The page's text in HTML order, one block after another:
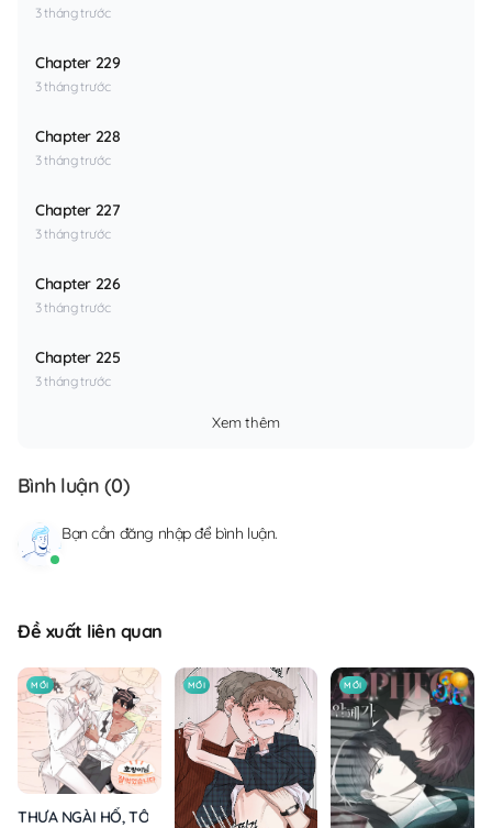
3 tháng trước
Chapter 229
3 tháng trước
Chapter 228
3 tháng trước
Chapter 227
3 tháng trước
Chapter 226
3 tháng trước
Chapter 225
3 tháng trước
Xem thêm
Bình luận (0)
Bạn cần đăng nhậpđể bình luận.
Đề xuất liên quan
MỚI
THƯA NGÀI HỔ, TÔI ĐÃ ĂN RẤT NGON MIỆNG
MỚI MỚI